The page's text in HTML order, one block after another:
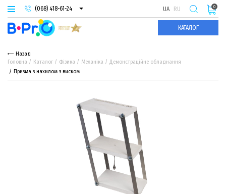
(068) 418-61-24
(093) 974-66-94
(095) 987-29-55
UA RU
КАТАЛОГ
0
Назад
Головна
Каталог Фізика Механіка
Демонстраційне обладнання
Призма з нахилом з виском